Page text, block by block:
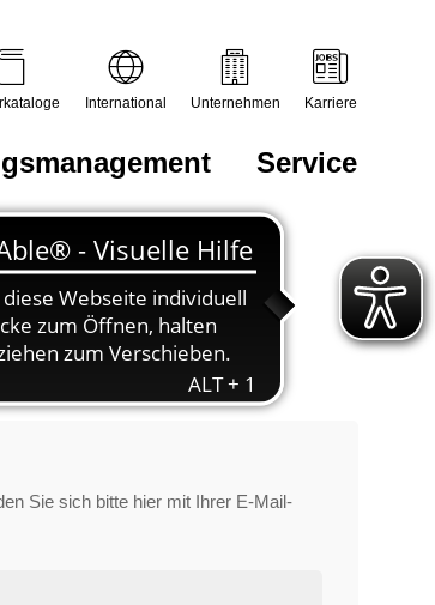
Service
International Unternehmen Karriere
Sie sich bitte hier mit Ihrer E-Mail-